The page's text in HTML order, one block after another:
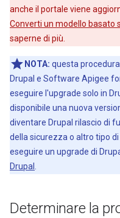
anche il portale viene
Converti un modello basato
saperne di più.
NOTA: questa
Drupal e Software Apigee
eseguire l'upgrade solo in
disponibile una nuova
diventare Drupal rilascio di
della sicurezza o altro tipo
eseguire un upgrade di
Drupal
Determinare la